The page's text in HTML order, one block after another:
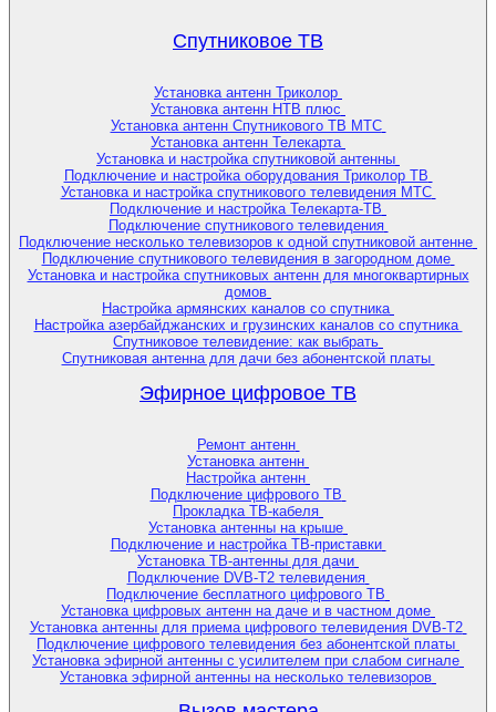
Спутниковое ТВ
Установка антенн Триколор
Установка антенн НТВ плюс
Установка антенн Спутникового ТВ МТС
Установка антенн Телекарта
Установка и настройка спутниковой антенны
Подключение и настройка оборудования Триколор ТВ
Установка и настройка спутникового телевидения МТС
Подключение и настройка Телекарта-ТВ
Подключение спутникового телевидения
Подключение несколько телевизоров к одной спутниковой антенне
Подключение спутникового телевидения в загородном доме
Установка и настройка спутниковых антенн для многоквартирных
домов
Настройка армянских каналов со спутника
Настройка азербайджанских и грузинских каналов со спутника
Спутниковое телевидение: как выбрать
Спутниковая антенна для дачи без абонентской платы
Эфирное цифровое ТВ
Ремонт антенн
Установка антенн
Настройка антенн
Подключение цифрового ТВ
Прокладка ТВ-кабеля
Установка антенны на крыше
Подключение и настройка ТВ-приставки
Установка ТВ-антенны для дачи
Подключение DVB-T2 телевидения
Подключение бесплатного цифрового ТВ
Установка цифровых антенн на даче и в частном доме
Установка антенны для приема цифрового телевидения DVB-T2
Подключение цифрового телевидения без абонентской платы
Установка эфирной антенны с усилителем при слабом сигнале
Установка эфирной антенны на несколько телевизоров